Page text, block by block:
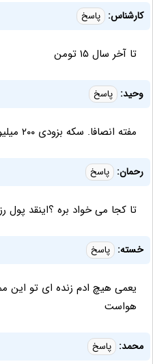
کارشناس: پاسخ
تا آخر سال ۱۵ تومن
وحید: پاسخ
مفته انصافا. سکه بزودی ۲۰۰ میلیون
رحمان: پاسخ
تا کجا می خواد بره ؟اینقد پول
خسته: پاسخ
یعمی هیچ ادم زنده ای تو
هواست
محمد: پاسخ